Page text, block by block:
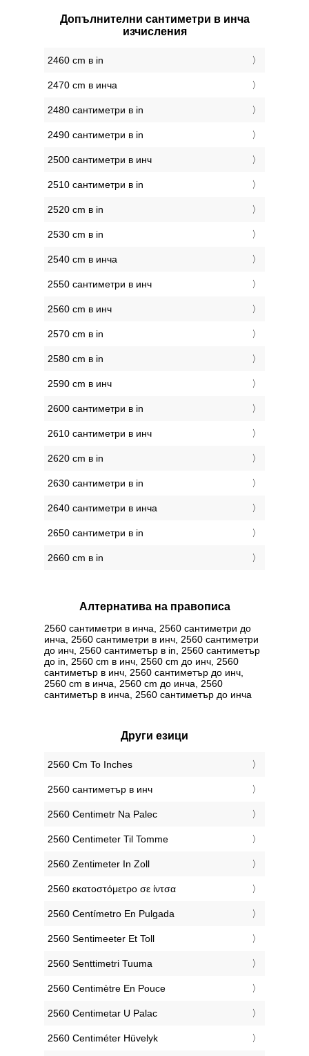
Допълнителни сантиметри в инча
изчисления
2460 cm в in
2470 cm в инча
2480 сантиметри в in
2490 сантиметри в in
2500 сантиметри в инч
2510 сантиметри в in
2520 cm в in
2530 cm в in
2540 cm в инча
2550 сантиметри в инч
2560 cm в инч
2570 cm в in
2580 cm в in
2590 cm в инч
2600 сантиметри в in
2610 сантиметри в инч
2620 cm в in
2630 сантиметри в in
2640 сантиметри в инча
2650 сантиметри в in
2660 cm в in
Алтернатива на правописа
2560 сантиметри в инча, 2560 сантиметри до
инча, 2560 сантиметри в инч, 2560 сантиметри
до инч, 2560 сантиметър в in, 2560 сантиметър
до in, 2560 cm в инч, 2560 cm до инч, 2560
сантиметър в инч, 2560 сантиметър до инч,
2560 cm в инча, 2560 cm до инча, 2560
сантиметър в инча, 2560 сантиметър до инча
Други езици
‎2560 Cm To Inches
‎2560 сантиметър в инч
‎2560 Centimetr Na Palec
‎2560 Centimeter Til Tomme
‎2560 Zentimeter In Zoll
‎2560 εκατοστόμετρο σε ίντσα
‎2560 Centímetro En Pulgada
‎2560 Sentimeeter Et Toll
‎2560 Senttimetri Tuuma
‎2560 Centimètre En Pouce
‎2560 Centimetar U Palac
‎2560 Centiméter Hüvelyk